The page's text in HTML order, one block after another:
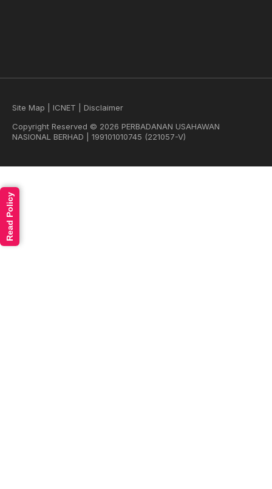
Site Map ICNET
Disclaimer
Copyright Reserved © 2026 PERBADANAN USAHAWAN
NASIONAL BERHAD | 199101010745 (221057-V)
Read Policy